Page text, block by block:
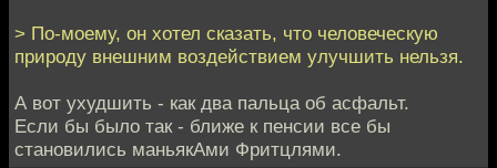
> По-моему, он хотел сказать, что человеческую
природу внешним воздействием улучшить нельзя.
А вот ухудшить - как два пальца об асфальт.
Если бы было так - ближе к пенсии все бы
становились маньякАми Фритцлями.